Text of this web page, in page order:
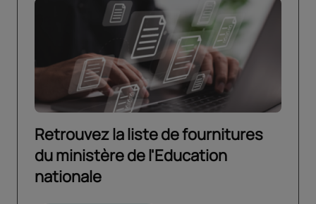
Retrouvez la liste de fournitures
du ministère de l'Education
nationale